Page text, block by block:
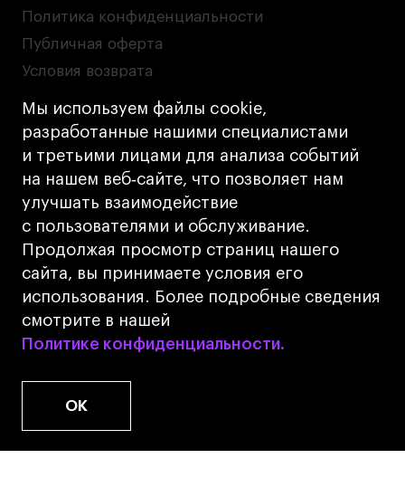
Мы используем файлы cookie,
разработанные нашими специалистами
и третьими лицами для анализа событий
на нашем веб‑сайте, что позволяет нам
улучшать взаимодействие
с пользователями и обслуживание.
Продолжая просмотр страниц нашего
сайта, вы принимаете условия его
использования. Более подробные сведения
смотрите в нашей
Политике конфиденциальности.
Политике конфиденциальности.
OK
© 2026 БВШД
Политика конфиденциальности
Публичная оферта
Условия возврата
Кредит на образование с господдержкой
Лицензия на осуществление образовательной
деятельности АНО ВО «Универсальный
Университет»
Карта сайта
Дизайн
Разработка